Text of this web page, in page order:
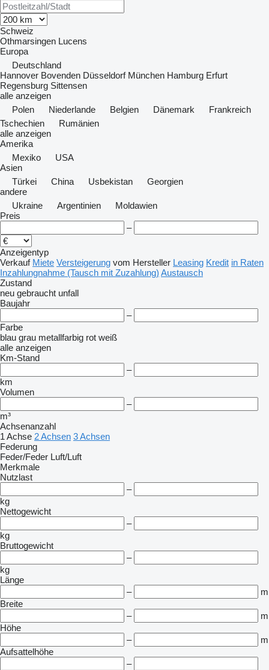
Schweiz
Othmarsingen Lucens
Europa
Deutschland
Hannover Bovenden Düsseldorf München Hamburg Erfurt
Regensburg Sittensen
alle anzeigen
Polen
Niederlande Belgien Dänemark
Frankreich
Tschechien
Rumänien
alle anzeigen
Amerika
Mexiko
USA
Asien
Türkei
China Usbekistan
Georgien
andere
Ukraine
Argentinien
Moldawien
Preis
–
Anzeigentyp
Verkauf Miete Versteigerung vom Hersteller Leasing Kredit in Raten
Inzahlungnahme (Tausch mit Zuzahlung) Austausch
Zustand
neu gebraucht unfall
Baujahr
–
Farbe
blau grau metallfarbig rot weiß
alle anzeigen
Km-Stand
–
km
Volumen
–
m³
Achsenanzahl
1 Achse 2 Achsen 3 Achsen
Federung
Feder/Feder Luft/Luft
Merkmale
Nutzlast
–
kg
Nettogewicht
–
kg
Bruttogewicht
–
kg
Länge
–
m
Breite
–
m
Höhe
–
m
Aufsattelhöhe
–